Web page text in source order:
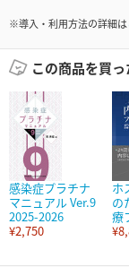
※導入・利用方法の詳細は
この商品を買っ
感染症プラチナ
マニュアル Ver.9
2025-2026
¥2,750
ホ
の
療